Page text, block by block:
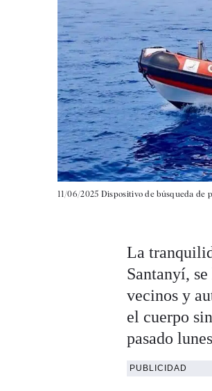
11/06/2025 Dispositivo de búsqueda
La
Santanyí,
vecinos y
el cuerpo
pasado
PUBLICIDAD